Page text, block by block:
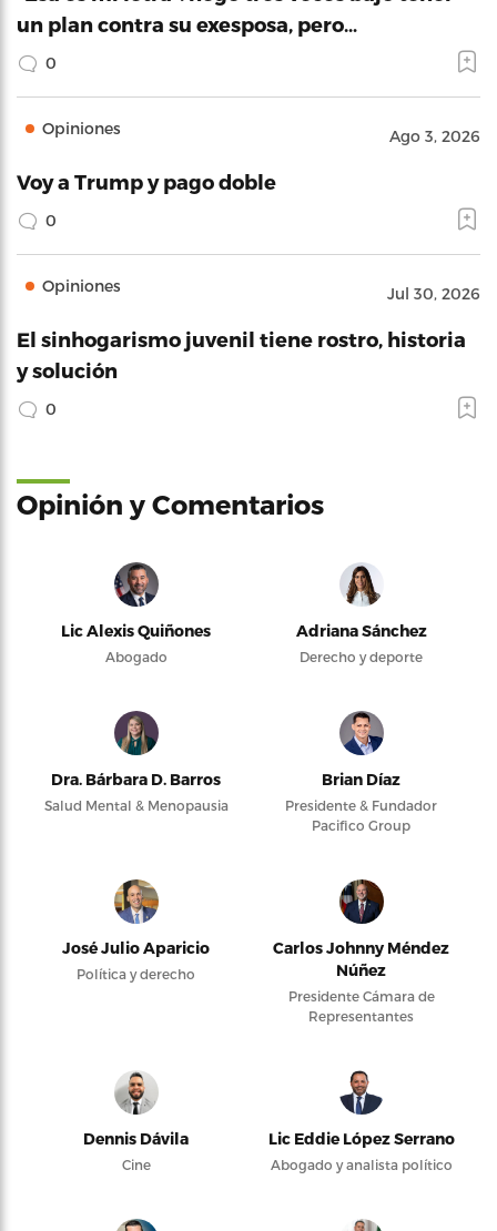
un plan contra su exesposa, pero…
0
Opiniones Ago 3, 2026
Voy a Trump y pago doble
0
Opiniones Jul 30, 2026
El sinhogarismo juvenil tiene rostro, historia
y solución
0
Opinión y Comentarios
Lic Alexis Quiñones
Abogado
Adriana Sánchez
Derecho y deporte
Dra. Bárbara D. Barros
Salud Mental & Menopausia
Brian Díaz
Presidente & Fundador
Pacifico Group
José Julio Aparicio
Política y derecho
Carlos Johnny Méndez
Núñez
Presidente Cámara de
Representantes
Dennis Dávila
Cine
Lic Eddie López Serrano
Abogado y analista político